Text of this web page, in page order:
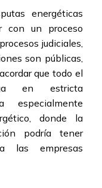
energéticas
con un proceso
judiciales,
son públicas,
que todo el
en estricta
especialmente
donde la
podría tener
las empresas